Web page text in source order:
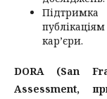
кар’єри.
DORA (San
Assessment,